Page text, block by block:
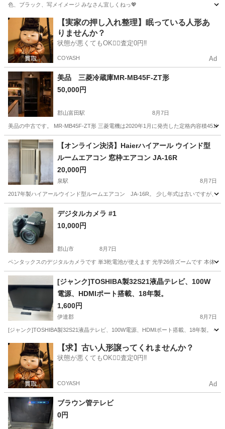
色、ブラック、写メイメージ みなさん宜しくねっ💖
福島 福島市 曽根田駅 キッチン家電
【実家の押し入れ整理】眠っている人形あ
りませんか？
状態が悪くてもOK🙆‍♀️査定0円‼️
COYASH Ad
美品 三菱冷蔵庫MR-MB45F-ZT形
50,000円
郡山富田駅 8月7日
美品の中古です。 MR-MB45F-ZT形 三菱電機は2020年1月に発売した定格内容積451L
福島 郡山市 郡山富田駅 キッチン家電
【オンライン決済】Haierハイアール ウインド型
ルームエアコン 窓枠エアコン JA-16R
20,000円
泉駅 8月7日
2017年製ハイアールウインド型ルームエアコン JA-16R。 少し年式は古いですが、
福島 いわき市 泉駅 季節、空調家電
デジタルカメラ #1
10,000円
郡山市 8月7日
ペンタックスのデジタルカメラです 単3乾電池が使えます 光学26倍ズームです 本体
福島 郡山市 カメラ ペンタックス
[ジャンク]TOSHIBA製32S21液晶テレビ、100W
電源、HDMIポート搭載、18年製。
1,600円
伊達郡 8月7日
[ジャンク]TOSHIBA製32S21液晶テレビ、100W電源、HDMIポート搭載、18年製。 -
福島 伊達郡 テレビ ポート
【求】古い人形譲ってくれませんか？
状態が悪くてもOK🙆‍♀️査定0円‼️
COYASH Ad
ブラウン管テレビ
0円